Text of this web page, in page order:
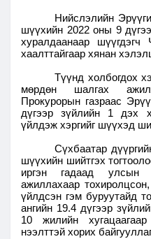
Нийслэлийн
шүүхийн 2022 оны 9
хуралдаанаар шүүгдэгч
хаалттайгаар хянан
Түүнд холбогдох
мөрдөн шалгах
Прокурорын газраас
дүгээр зүйлийн 1 дэх
үйлдэж хэргийг шүүхэд
Сүхбаатар
шүүхийн шийтгэх
иргэн гадаад улсын
ажиллахаар
үйлдсэн гэм буруутайд
ангийн 19.4 дүгээр
10 жилийн
нээлттэй хорих